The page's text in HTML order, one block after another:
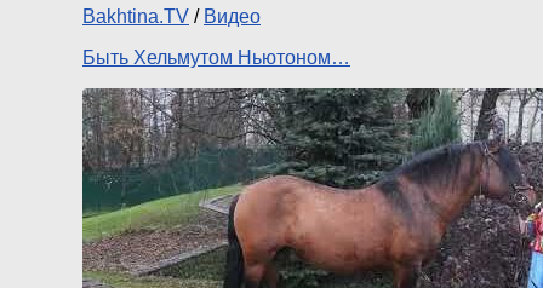
Bakhtina.TV / Видео
Быть Хельмутом Ньютоном…